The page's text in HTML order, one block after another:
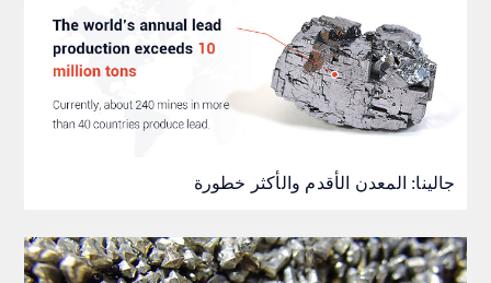
جالينا: المعدن الأقدم والأكثر خطورة